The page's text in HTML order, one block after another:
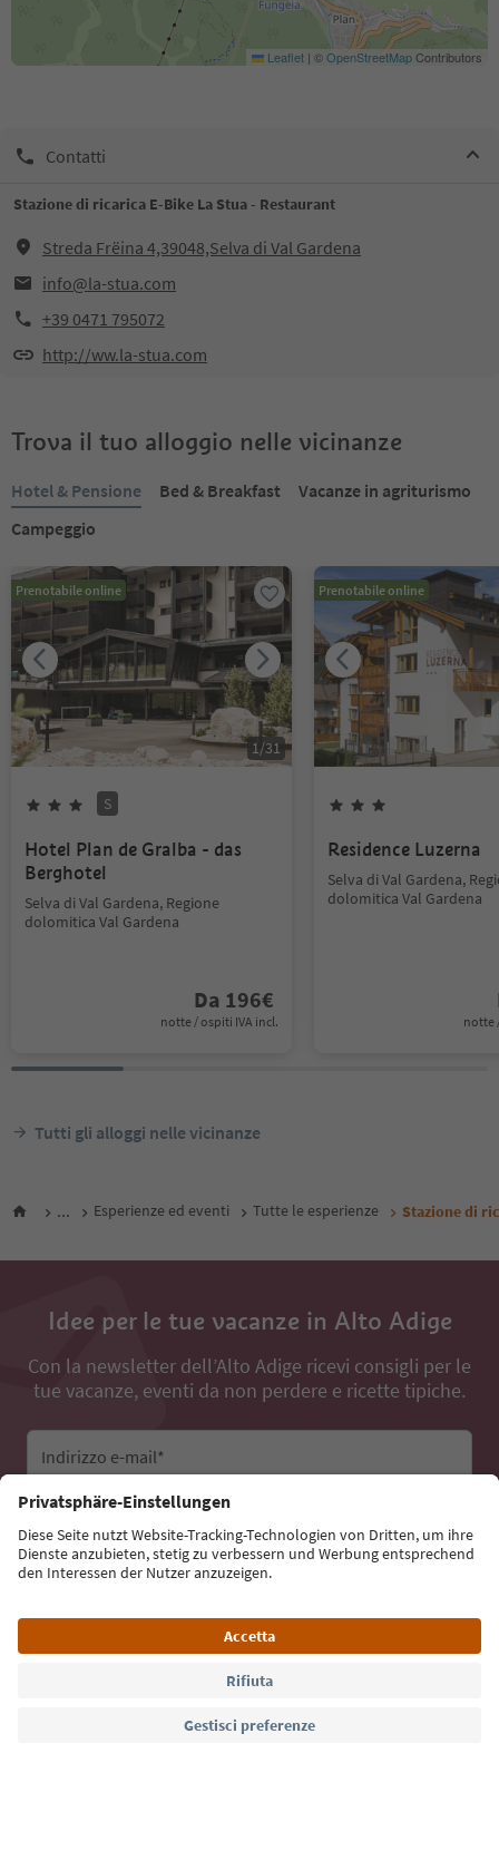
Leaflet | ©OpenStreetMapContributors
Contatti
Stazione di ricarica E-Bike La Stua - Restaurant
Streda Frëina 4,39048,Selva di Val Gardena
info@la-stua.com
+39 0471 795072
http://ww.la-stua.com
Trova il tuo alloggio nelle vicinanze
Hotel & Pensione Bed & Breakfast
Vacanze in agriturismo
Campeggio
Prenotabile online
1/31
S
Hotel Plan de Gralba - das
Berghotel
Selva di Val Gardena, Regione
dolomitica Val Gardena
Da 196€
notte / ospiti IVA incl.
Prenotabile online
Residence Luzerna
Selva di Val Gardena,
dolomitica Val Gardena
notte
Tutti gli alloggi nelle vicinanze
... Esperienze ed eventi Tutte le esperienze Stazione di
Idee per le tue vacanze in Alto Adige
Con la newsletter dell’Alto Adige ricevi consigli per le
tue vacanze, eventi da non perdere e ricette tipiche.
Indirizzo e-mail*
Iscriviti alla newsletter